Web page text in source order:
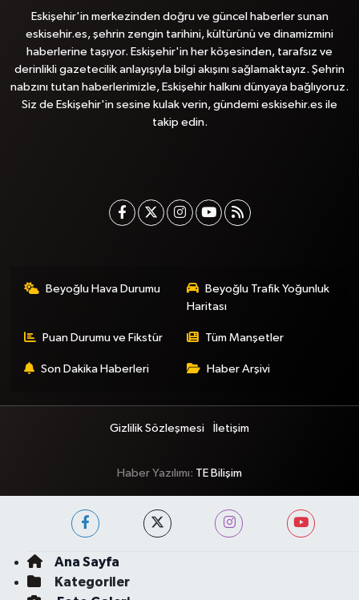
Eskişehir'in merkezinden doğru ve güncel haberler sunan
eskisehir.es, şehrin zengin tarihini, kültürünü ve dinamizmini
haberlerine taşıyor. Eskişehir'in her köşesinden, tarafsız ve
derinlikli gazetecilik anlayışıyla bilgi akışını sağlamaktayız. Şehrin
nabzını tutan haberlerimizle, Eskişehir halkını dünyaya bağlıyoruz.
Siz de Eskişehir'in sesine kulak verin, gündemi eskisehir.es ile
takip edin.
Beyoğlu Hava Durumu
Beyoğlu Trafik Yoğunluk
Haritası
Puan Durumu ve Fikstür Tüm Manşetler
Son Dakika Haberleri Haber Arşivi
Gizlilik Sözleşmesi İletişim
Haber Yazılımı: TE Bilişim
Ana Sayfa
Kategoriler